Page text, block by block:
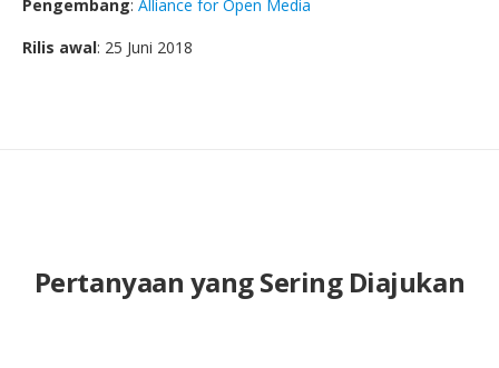
Pengembang: Alliance for Open Media
Rilis awal: 25 Juni 2018
Pertanyaan yang Sering Diajukan